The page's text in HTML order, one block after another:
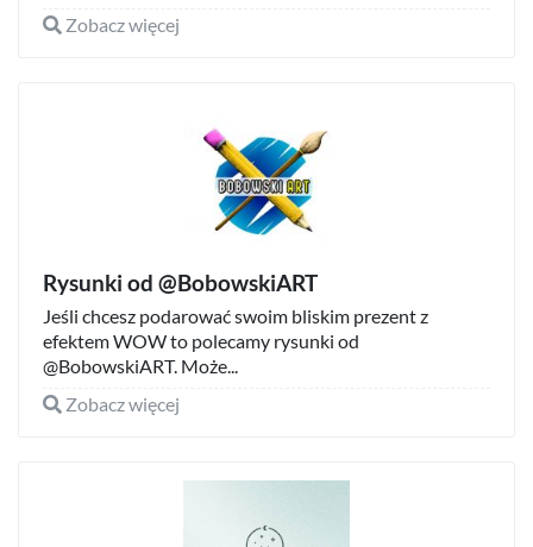
Zobacz więcej
Rysunki od @BobowskiART
Jeśli chcesz podarować swoim bliskim prezent z
efektem WOW to polecamy rysunki od
@BobowskiART. Może...
Zobacz więcej